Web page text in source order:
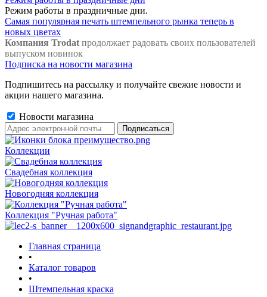
Режим работы в праздничные дни.
Самая популярная печать штемпельного рынка теперь в
новых цветах
Компания Trodat продолжает радовать своих пользователей
выпуском новинок
Подписка на новости магазина
Подпишитесь на рассылку и получайте свежие новости и
акции нашего магазина.
Новости магазина
Коллекции
Свадебная коллекция
Новогодняя коллекция
Коллекция "Ручная работа"
Главная страница
•
Каталог товаров
•
Штемпельная краска